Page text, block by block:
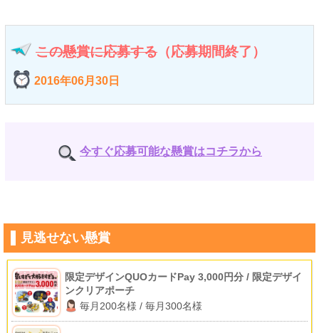
この懸賞に応募する （応募期間終了）
2016年06月30日
今すぐ応募可能な懸賞はコチラから
見逃せない懸賞
限定デザインQUOカードPay 3,000円分 / 限定デザイ
ンクリアポーチ
毎月200名様 / 毎月300名様